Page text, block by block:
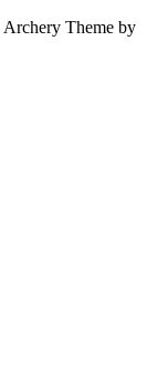
Archery Theme by